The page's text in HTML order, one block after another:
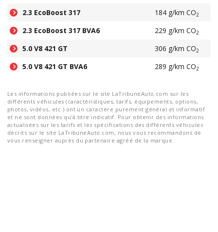
2.3 EcoBoost 317 184 g/km CO2
2.3 EcoBoost 317 BVA6 229 g/km CO2
5.0 V8 421 GT 306 g/km CO2
5.0 V8 421 GT BVA6 289 g/km CO2
Les informations publiées sur le site LaTribuneAuto.com sur les
différents véhicules (caractéristiques, tarifs, équipements, options,
photos, vidéos, etc.) ont un caractère purement général et informatif
et ne sont données qu'à titre indicatif. Pour obtenir des informations
actualisées sur les tarifs et les spécifications des différents véhicules
décrits sur le site LaTribuneAuto.com, nous vous recommandons de
vous renseigner auprès du partenaire agréé de la marque.